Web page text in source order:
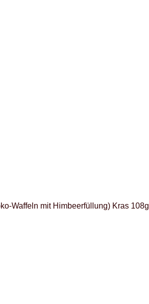
Waffeln mit Himbeerfüllung) Kras 108g